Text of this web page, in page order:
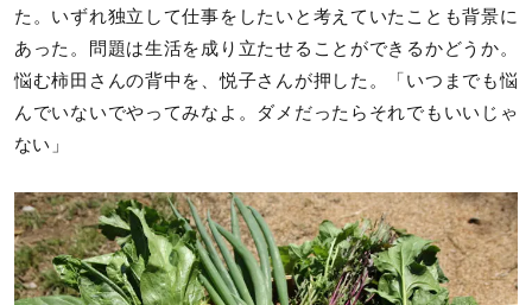
た。いずれ独立して仕事をしたいと考えていたことも背景に
あった。問題は生活を成り立たせることができるかどうか。
悩む柿田さんの背中を、悦子さんが押した。「いつまでも悩
んでいないでやってみなよ。ダメだったらそれでもいいじゃ
ない」